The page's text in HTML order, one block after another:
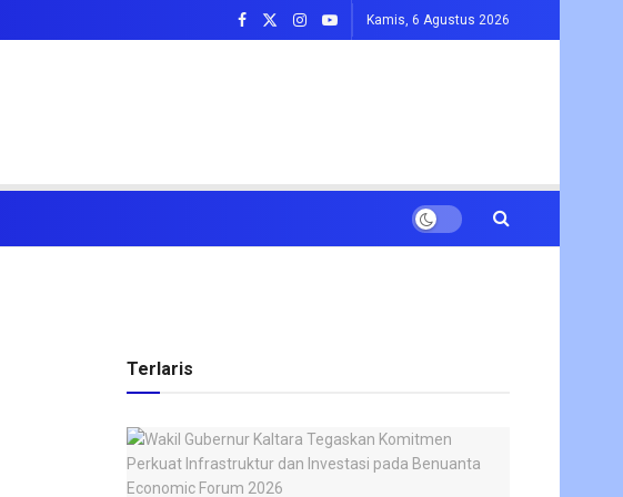
Kamis, 6 Agustus 2026
Terlaris